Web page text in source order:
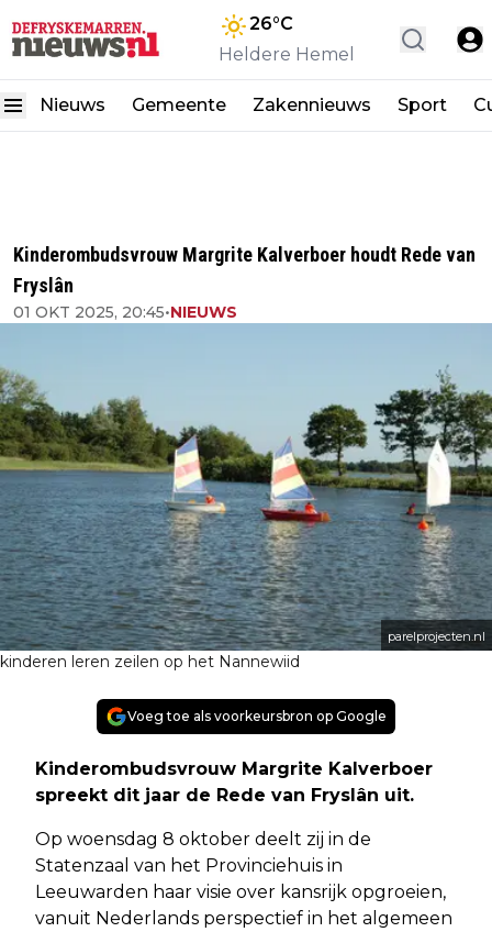
26°C
Heldere Hemel
Nieuws Gemeente Zakennieuws Sport
Kinderombudsvrouw Margrite Kalverboer houdt Rede van
Fryslân
01 OKT 2025, 20:45•NIEUWS
parelprojecten.nl
kinderen leren zeilen op het Nannewiid
Voeg toe als voorkeursbron op Google
Kinderombudsvrouw Margrite Kalverboer
spreekt dit jaar de Rede van Fryslân uit.
Op woensdag 8 oktober deelt zij in de
Statenzaal van het Provinciehuis in
Leeuwarden haar visie over kansrijk opgroeien,
vanuit Nederlands perspectief in het algemeen